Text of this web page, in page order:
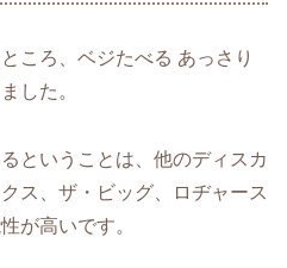
ころ、ベジたべる あっさり
した。
ということは、他のディスカ
ス、ザ・ビッグ、ロヂャース
が高いです。